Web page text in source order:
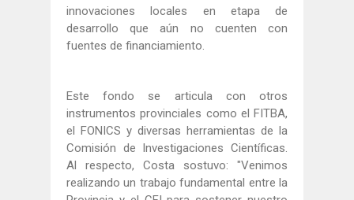
innovaciones locales en etapa de
desarrollo que aún no cuenten con
fuentes de financiamiento.
Este fondo se articula con otros
instrumentos provinciales como el FITBA,
el FONICS y diversas herramientas de la
Comisión de Investigaciones Científicas.
Al respecto, Costa sostuvo: "Venimos
realizando un trabajo fundamental entre la